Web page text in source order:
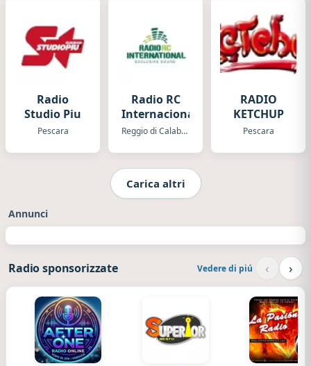
Radio
Studio Piu
Pescara
Radio RC
Internacional
Reggio di Calabria
RADIO
KETCHUP
Pescara
Carica altri
Annunci
Radio sponsorizzate Vedere di piú ‹ ›